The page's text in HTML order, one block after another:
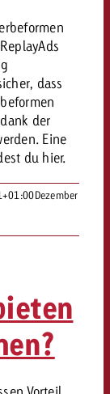
dass
der
Eine
du hier.
Dezember